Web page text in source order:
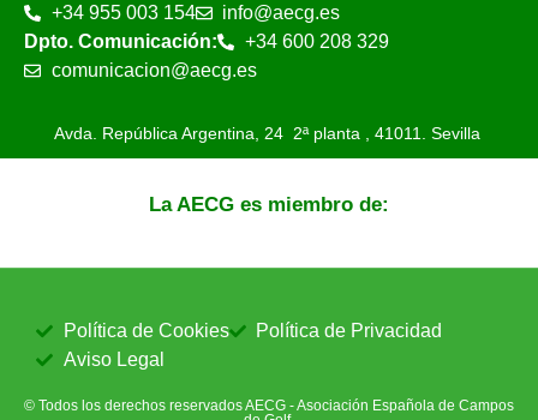
+34 955 003 154
info@aecg.es
Dpto. Comunicación:
+34 600 208 329
comunicacion@aecg.es
Avda. República Argentina, 24 2ª planta , 41011. Sevilla
La AECG es miembro de:
© Todos los derechos reservados AECG - Asociación Española de Campos
Política de Cookies
Política de Privacidad
Aviso Legal